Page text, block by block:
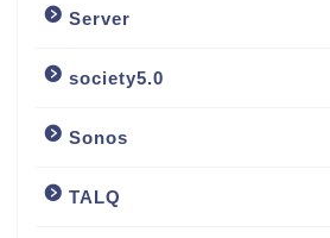
Server
society5.0
Sonos
TALQ